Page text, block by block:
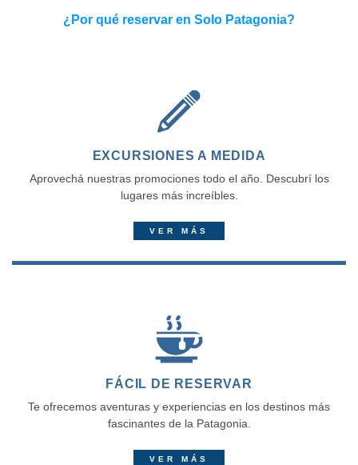
¿Por qué reservar en Solo Patagonia?
EXCURSIONES A MEDIDA
Aprovechá nuestras promociones todo el año. Descubrí los
lugares más increíbles.
VER MÁS
FÁCIL DE RESERVAR
Te ofrecemos aventuras y experiencias en los destinos más
fascinantes de la Patagonia.
VER MÁS